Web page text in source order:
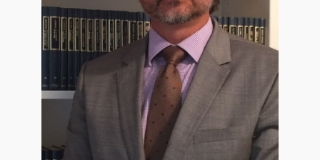
Puente Llaguno, Miraflores… ¿y Lina?
Radio Emisoras y canales de televisión clausurados por el
de Chávez hasta el 2009
Victimas del 11 de abril de 2002
Víctimas del régimen dictatorial de Chávez desde que tomó el
poder hasta el 31 de diciembre de 2009
Víctimas inocentes de la violencia castrista del 4 de Febrero de